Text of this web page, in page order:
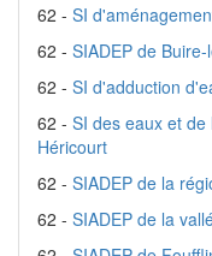
62 - SI
62 - SIADEP de
62 - SI d'adduction
62 - SI des eaux et
Héricourt
62 - SIADEP de la
62 - SIADEP de la